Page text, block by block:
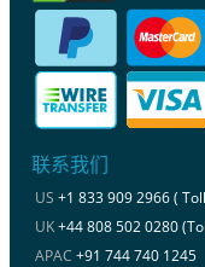
联系我们
US +1 833 909 2966 (
UK+44 808 502 0280
APAC +91 744 740 1245